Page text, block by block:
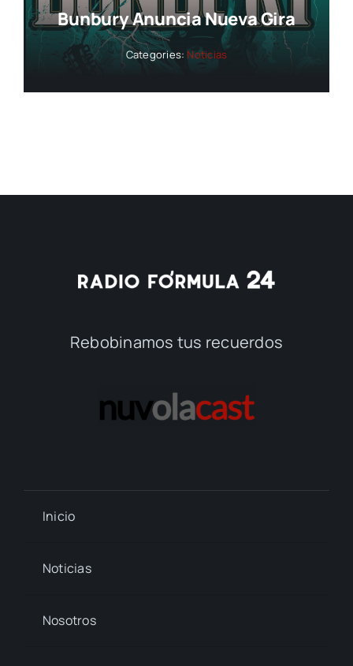
Bunbury Anuncia Nueva Gira
Categories: Noticias
Rebobinamos tus recuerdos
Inicio
Noticias
Nosotros